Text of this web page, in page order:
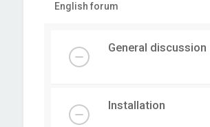
English forum
General discussion
Installation